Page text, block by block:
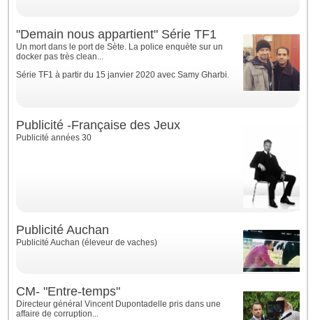
"Demain nous appartient" Série TF1
Un mort dans le port de Sète. La police enquète sur un
docker pas très clean...
Série TF1 à partir du 15 janvier 2020 avec Samy Gharbi.
Publicité -Française des Jeux
Publicité années 30
Publicité Auchan
Publicité Auchan (éleveur de vaches)
CM- "Entre-temps"
Directeur général Vincent Dupontadelle pris dans une
affaire de corruption...